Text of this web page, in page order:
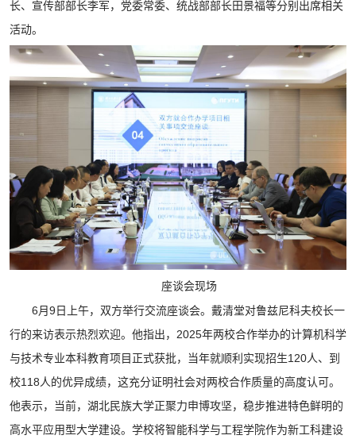
长、宣传部部长李军，党委常委、统战部部长田景福等分别出席相关
活动。
座谈会现场
6月9日上午，双方举行交流座谈会。戴清堂对鲁兹尼科夫校长一
行的来访表示热烈欢迎。他指出，2025年两校合作举办的计算机科学
与技术专业本科教育项目正式获批，当年就顺利实现招生120人、到
校118人的优异成绩，这充分证明社会对两校合作质量的高度认可。
他表示，当前，湖北民族大学正聚力申博攻坚，稳步推进特色鲜明的
高水平应用型大学建设。学校将智能科学与工程学院作为新工科建设